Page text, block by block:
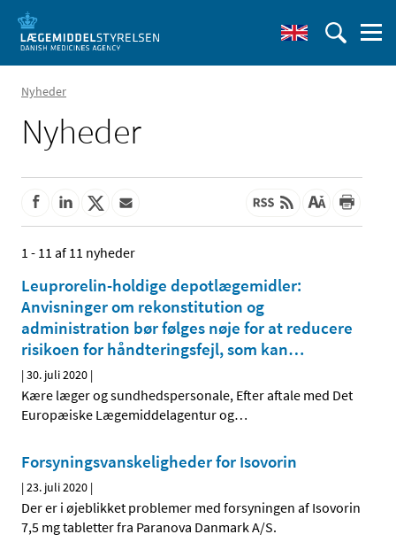
Nyheder
Nyheder
1 - 11 af 11 nyheder
Leuprorelin-holdige depotlægemidler:
Anvisninger om rekonstitution og
administration bør følges nøje for at reducere
risikoen for håndteringsfejl, som kan…
|30. juli 2020 |
Kære læger og sundhedspersonale, Efter aftale med Det
Europæiske Lægemiddelagentur og…
Forsyningsvanskeligheder for Isovorin
|23. juli 2020 |
Der er i øjeblikket problemer med forsyningen af Isovorin
7,5 mg tabletter fra Paranova Danmark A/S.